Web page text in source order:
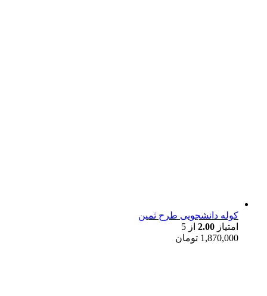
کوله دانشجویی طرح ثمین
امتیاز 2.00 از 5
1,870,000 تومان